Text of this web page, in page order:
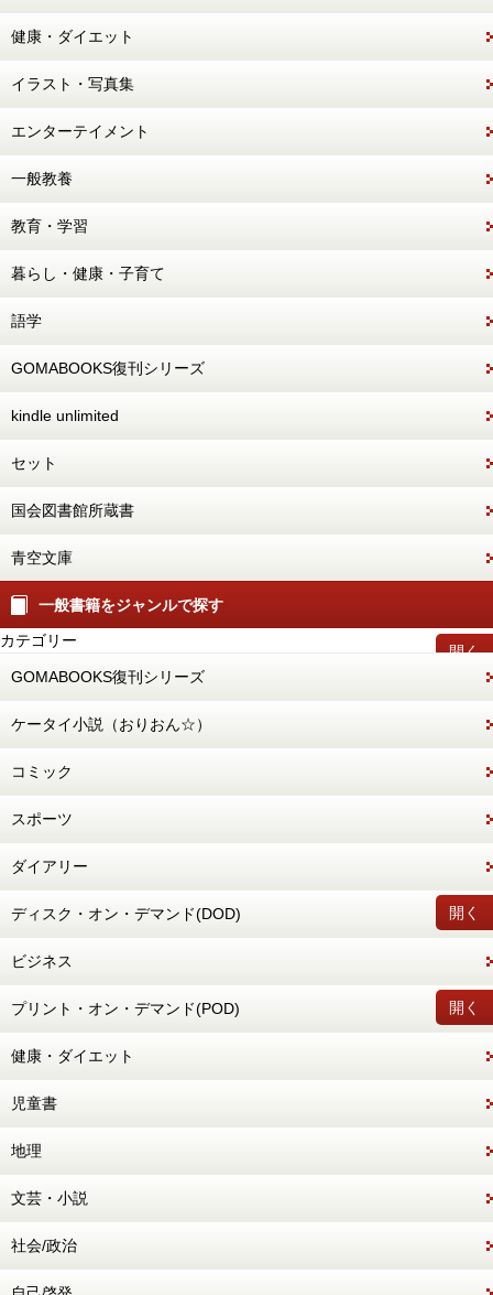
健康・ダイエット
イラスト・写真集
エンターテイメント
一般教養
教育・学習
暮らし・健康・子育て
語学
GOMABOOKS復刊シリーズ
kindle unlimited
セット
国会図書館所蔵書
青空文庫
一般書籍をジャンルで探す
開く
カテゴリー
GOMABOOKS復刊シリーズ
ケータイ小説（おりおん☆）
コミック
スポーツ
ダイアリー
開く
ディスク・オン・デマンド(DOD)
ビジネス
開く
プリント・オン・デマンド(POD)
健康・ダイエット
児童書
地理
文芸・小説
社会/政治